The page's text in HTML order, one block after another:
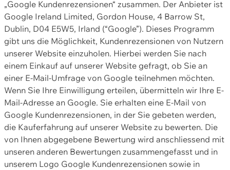
„Google Kundenrezensionen“ zusammen. Der Anbieter ist
Google Ireland Limited, Gordon House, 4 Barrow St,
Dublin, D04 E5W5, Irland (“Google”). Dieses Programm
gibt uns die Möglichkeit, Kundenrezensionen von Nutzern
unserer Website einzuholen. Hierbei werden Sie nach
einem Einkauf auf unserer Website gefragt, ob Sie an
einer E-Mail-Umfrage von Google teilnehmen möchten.
Wenn Sie Ihre Einwilligung erteilen, übermitteln wir Ihre E-
Mail-Adresse an Google. Sie erhalten eine E-Mail von
Google Kundenrezensionen, in der Sie gebeten werden,
die Kauferfahrung auf unserer Website zu bewerten. Die
von Ihnen abgegebene Bewertung wird anschliessend mit
unseren anderen Bewertungen zusammengefasst und in
unserem Logo Google Kundenrezensionen sowie in